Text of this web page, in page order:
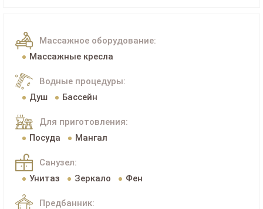
Массажное оборудование:
Массажные кресла
Водные процедуры:
Душ
Бассейн
Для приготовления:
Посуда
Мангал
Санузел:
Унитаз
Зеркало Фен
Предбанник: